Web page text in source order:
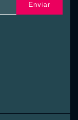
Enviar